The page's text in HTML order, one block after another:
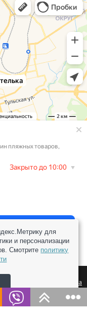
сайты для бизнеса
в студии «Корден»
для
и персонализации
Смотрите политику